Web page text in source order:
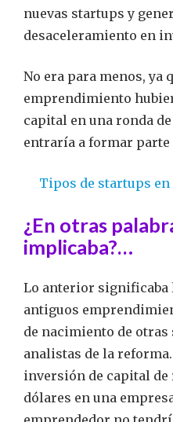
nuevas startups y
desaceleramiento en
No era para menos, ya
emprendimiento
capital en una ronda
entraría a formar
Tipos de startups en
¿En otras
implicaba?…
Lo anterior significaba
antiguos
de nacimiento de
analistas de la
inversión de capital de
dólares en una